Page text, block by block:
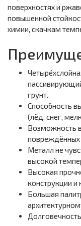
поверхностях и
повышенной
химии, скачкам
грунт.
Способность
(лёд, снег,
Возможность
повреждённых
Металл не
высокой
Высокая
конструкции и
Большая